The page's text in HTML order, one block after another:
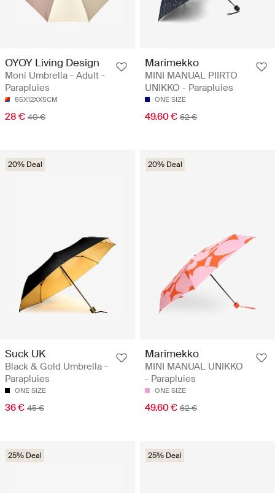
OYOY Living Design
Moni Umbrella - Adult -
Parapluies
85X12XX5CM
28 € 40 €
Marimekko
MINI MANUAL PIIRTO
UNIKKO - Parapluies
ONE SIZE
49.60 € 62 €
20% Deal
Suck UK
Black & Gold Umbrella -
Parapluies
ONE SIZE
36 € 45 €
20% Deal
Marimekko
MINI MANUAL UNIKKO
- Parapluies
ONE SIZE
49.60 € 62 €
25% Deal 25% Deal